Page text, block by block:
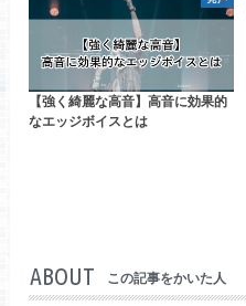
【強く綺麗な高音】高音に効果的
なエッジボイスとは
ABOUT この記事をかいた人